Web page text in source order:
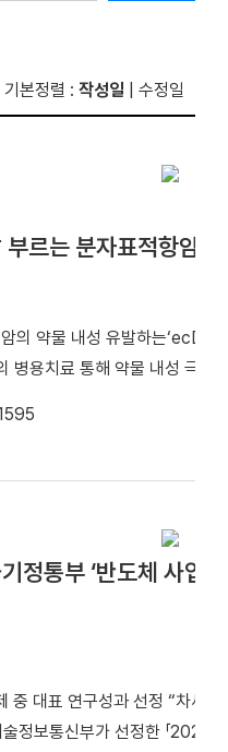
기본정렬 : 작성일 수정일
르는 분자표적항암
의 약물 내성 유발하는
병용치료 통해 약물 내성 극
내성을 유발하는 새로운 분자
erlotinib resistance in non-
표적인 난치성 질환이다. 이 가
비소세포폐암 환자의
이에 따라 내성 발생 원인을
은 폐암 세포 모델을 대상으
정통부 ‘반도체 사업
중 대표 연구성과 선정 “차세
정보통신부가 선정한 「2026